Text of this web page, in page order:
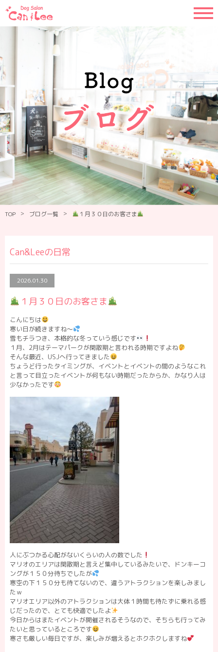
TOP > ブログ一覧 > １月３０日のお客さま
Can&Leeの日常
2026.01.30
１月３０日のお客さま
こんにちは
寒い日が続きますね〜
雪もチラつき、本格的な冬っていう感じです
１月、2月はテーマパークが閑散期と言われる時期ですよね
そんな最近、USJへ行ってきました
ちょうど行ったタイミングが、イベントとイベントの間のようなこれ
と言って目立ったイベントが何もない時期だったからか、かなり人は
少なかったです
人にぶつかる心配がないくらいの人の数でした
マリオのエリアは閑散期と言えど集中しているみたいで、ドンキーコ
ングが１５０分待ちでしたが
寒空の下１５０分も待てないので、違うアトラクションを楽しみまし
たｗ
マリオエリア以外のアトラクションは大体１時間も待たずに乗れる感
じだったので、とても快適でしたよ
今日からはまたイベントが開催されるそうなので、そちらも行ってみ
たいと思っているところです
寒さも厳しい毎日ですが、楽しみが増えるとホクホクしますね